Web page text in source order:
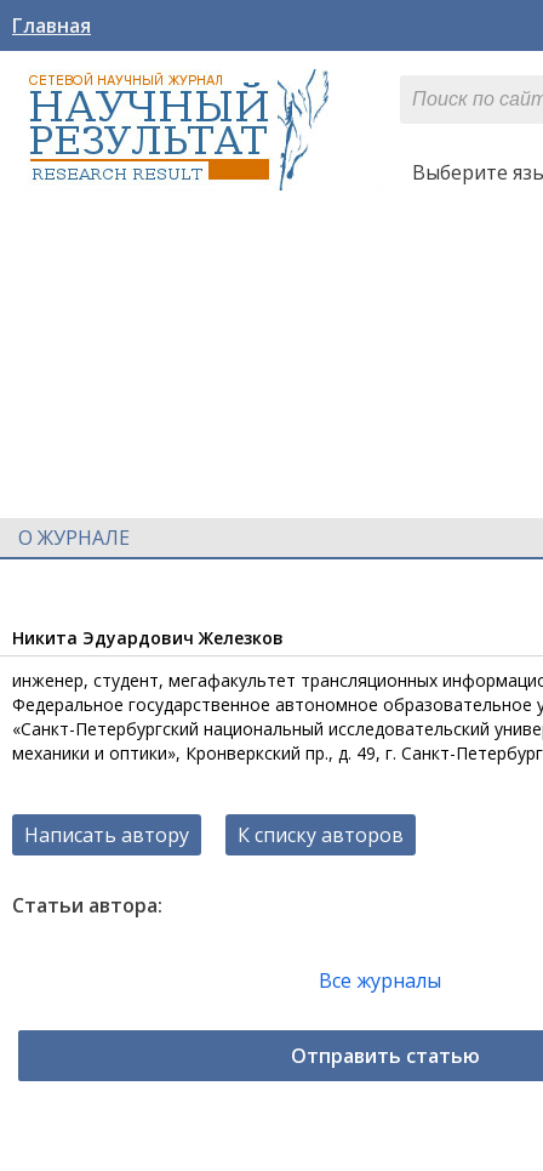
Главная
Выберите
О ЖУРНАЛЕ
Никита Эдуардович Железков
инженер, студент, мегафакультет трансляционных
Федеральное государственное автономное
«Санкт-Петербургский национальный исследовательский
механики и оптики», Кронверкский пр., д. 49, г. Санкт-
Написать автору К списку авторов
Статьи автора:
Все журналы
Отправить статью